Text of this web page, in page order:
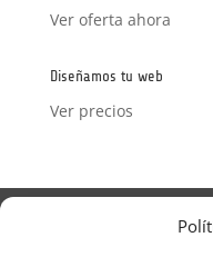
Ver oferta ahora
Diseñamos tu web
Ver precios
Aviso Legal